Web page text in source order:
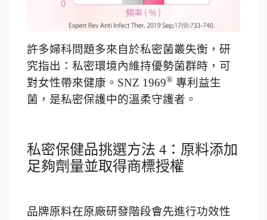
許多婦科問題多來自於私密菌叢失衡，研
究指出：私密環境內維持優勢菌群時，可
對女性帶來健康。SNZ 1969® 專利益生
菌，是私密保護中的溫柔守護者。
私密保健品挑選方法 4：原料添加
足夠劑量並取得商標授權
品牌原料在原廠研發階段會先進行功效性